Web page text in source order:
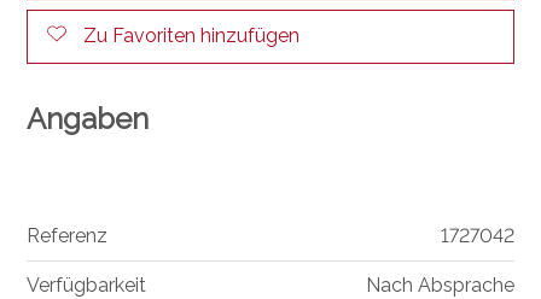
Zu Favoriten hinzufügen
Angaben
Referenz 1727042
Verfügbarkeit Nach Absprache